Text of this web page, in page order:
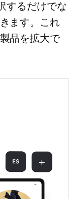
するだけでな
ます。これ
品を拡大で